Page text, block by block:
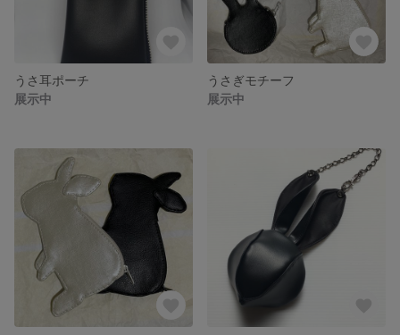
うさ耳ポーチ
展示中
うさぎモチーフ
展示中